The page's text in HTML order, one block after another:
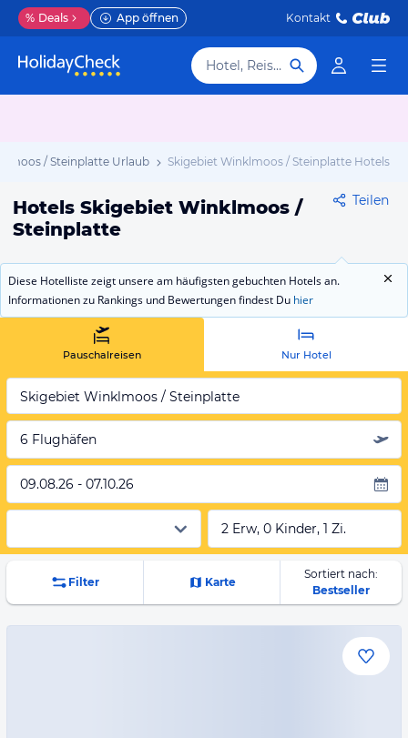
% Deals App öffnen Kontakt
Hotel, Reiseziel
/ Steinplatte Urlaub Skigebiet Winklmoos / Steinplatte Hotels
Hotels Skigebiet Winklmoos /
Steinplatte
Teilen
Diese Hotelliste zeigt unsere am häufigsten gebuchten Hotels an.
Informationen zu Rankings und Bewertungen findest Du hier
Pauschalreisen Nur Hotel
Skigebiet Winklmoos / Steinplatte
6 Flughäfen
09.08.26 - 07.10.26
2 Erw, 0 Kinder, 1 Zi.
Filter Karte
Sortiert nach:
Bestseller